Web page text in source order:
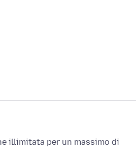
illimitata per un massimo di